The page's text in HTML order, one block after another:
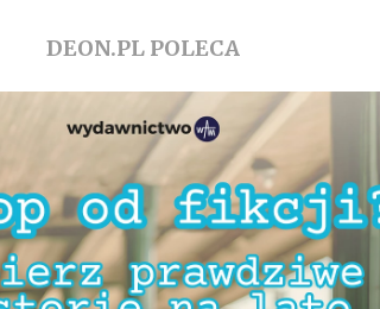
DEON.PL POLECA